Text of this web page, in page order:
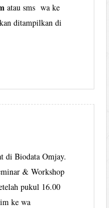
atau sms wa ke
ditampilkan di
di Biodata Omjay.
& Workshop
pukul 16.00
ke wa